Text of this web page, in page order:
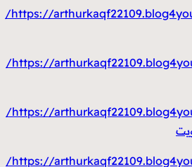
https://arthurkaqf22109.blog4youth.com/23708900/
https://arthurkaqf22109.blog4youth.com/23708906/
https://arthurkaqf22109.blog4youth.com/23708908/
https://arthurkaqf22109.blog4youth.com/23708947/